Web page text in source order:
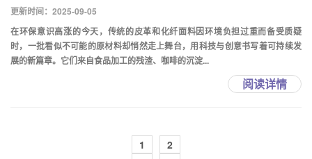
更新时间：2025-09-05
在环保意识高涨的今天，传统的皮革和化纤面料因环境负担过重而备受质疑
时，一批看似不可能的原材料却悄然走上舞台，用科技与创意书写着可持续发
展的新篇章。它们来自食品加工的残渣、咖啡的沉淀...
阅读详情
1
2